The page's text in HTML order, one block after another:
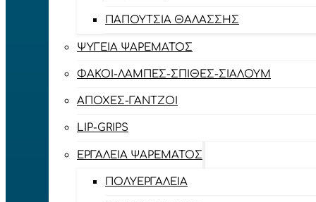
ΠΑΠΟΎΤΣΙΑ ΘΑΛΆΣΣΗΣ
ΨΥΓΕΊΑ ΨΑΡΈΜΑΤΟΣ
ΦΑΚΟΊ-ΛΆΜΠΕΣ-ΣΠΊΘΕΣ-ΣΊΑΛΟΥΜ
ΑΠΌΧΕΣ-ΓΆΝΤΖΟΙ
LIP-GRIPS
EΡΓΑΛΕΊΑ ΨΑΡΈΜΑΤΟΣ
ΠΟΛΥΕΡΓΑΛΕΊΑ